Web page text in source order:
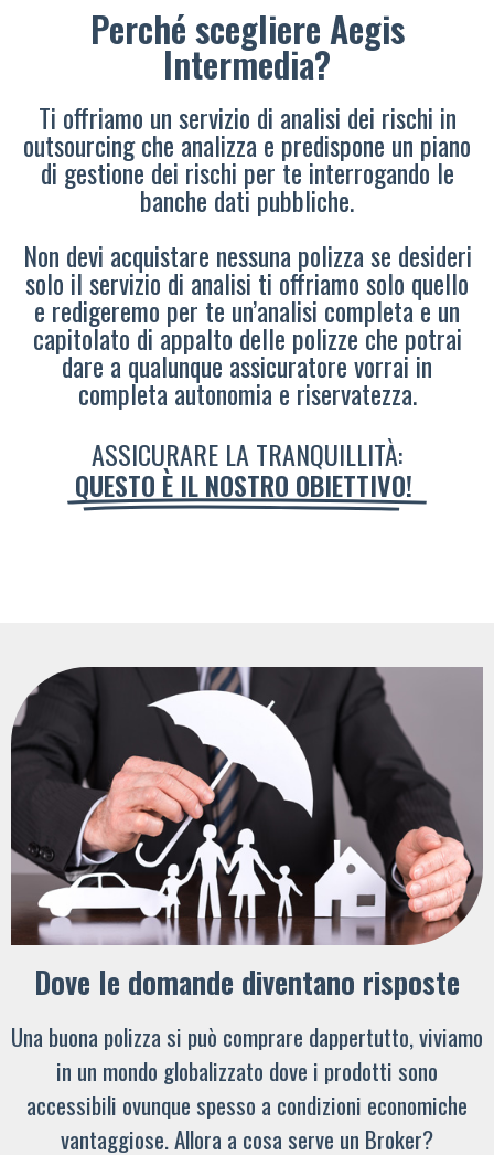
Perché scegliere Aegis
Intermedia?
Ti offriamo un servizio di analisi dei rischi in
outsourcing che analizza e predispone un piano
di gestione dei rischi per te interrogando le
banche dati pubbliche.
Non devi acquistare nessuna polizza se desideri
solo il servizio di analisi ti offriamo solo quello
e redigeremo per te un’analisi completa e un
capitolato di appalto delle polizze che potrai
dare a qualunque assicuratore vorrai in
completa autonomia e riservatezza.
ASSICURARE LA TRANQUILLITÀ:
QUESTO È IL NOSTRO OBIETTIVO!
Dove le domande diventano risposte
Una buona polizza si può comprare dappertutto, viviamo
in un mondo globalizzato dove i prodotti sono
accessibili ovunque spesso a condizioni economiche
vantaggiose. Allora a cosa serve un Broker?